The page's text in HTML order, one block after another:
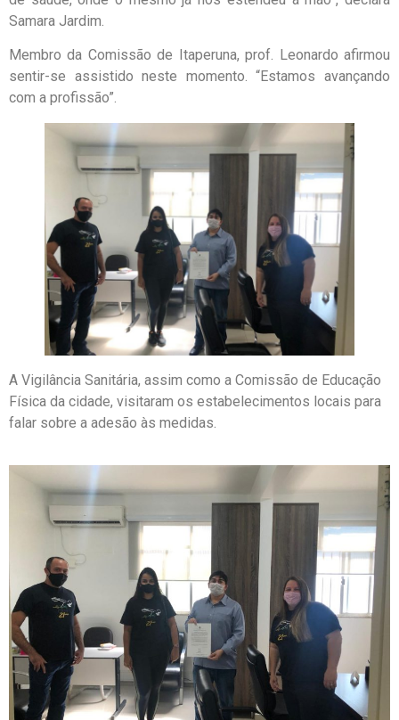
Samara Jardim.
Membro da Comissão de Itaperuna, prof. Leonardo afirmou
sentir-se assistido neste momento. “Estamos avançando
com a profissão”.
A Vigilância Sanitária, assim como a Comissão de Educação
Física da cidade, visitaram os estabelecimentos locais para
falar sobre a adesão às medidas.